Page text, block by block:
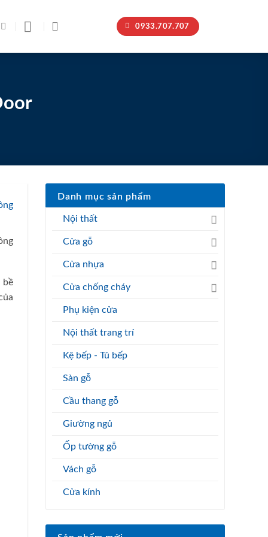
0933.707.707
bề
Danh mục sản phẩm
Nội thất
Cửa gỗ
Cửa nhựa
Cửa chống cháy
Phụ kiện cửa
Nội thất trang trí
Kệ bếp - Tủ bếp
Sàn gỗ
Cầu thang gỗ
Giường ngủ
Ốp tường gỗ
Vách gỗ
Cửa kính